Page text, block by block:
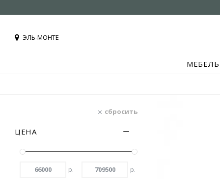
ЭЛЬ-МОНТЕ
МЕБЕЛЬ
сбросить
ЦЕНА
р. р.